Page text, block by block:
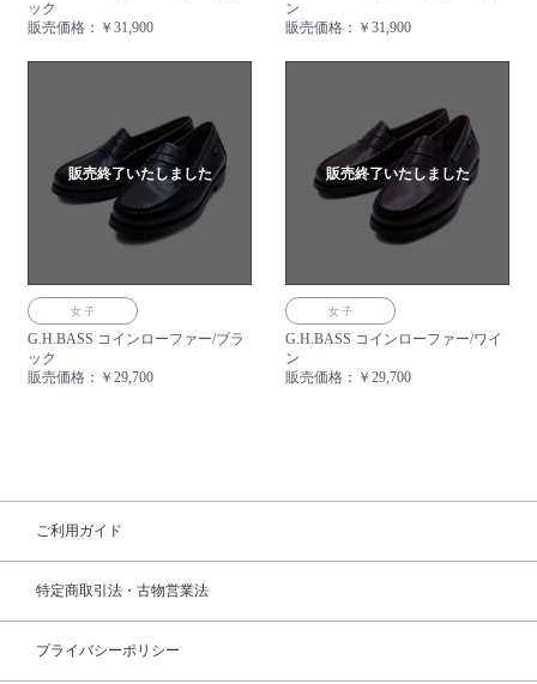
ック
販売価格： ￥31,900
ン
販売価格： ￥31,900
販売終了いたしました
女子
G.H.BASS コインローファー/ブラ
ック
販売価格： ￥29,700
販売終了いたしました
女子
G.H.BASS コインローファー/ワイ
ン
販売価格： ￥29,700
ご利用ガイド
特定商取引法・古物営業法
プライバシーポリシー